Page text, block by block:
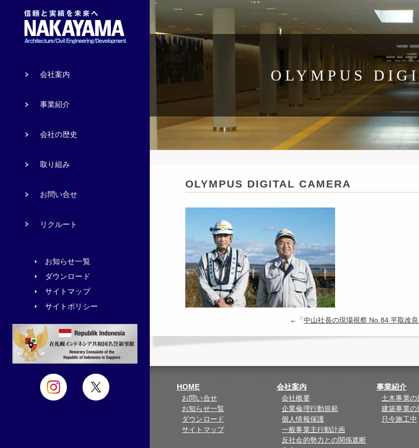
OLYMPUS
OLYMPUS DIGITAL CAMERA
←「中山社長の現場視察 No.84 平取改
HOME
お問い合せ
お知らせ一覧
ダウンロード
サイトマップ
会社案内
会社概要
企業倫理行動規範
個人情報保護
一般事業主行動計画
反社会的勢力との関係遮断
事業紹介
土木事業の
建築事業の
只今施工中
会社案内
事業紹介
会社の歴史
取り組み
お問い合せ
リクルート
お知らせ一覧
ダウンロード
サイトマップ
サイトポリシー